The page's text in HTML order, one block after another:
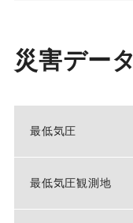
災害データ
最低気圧
最低気圧観測地